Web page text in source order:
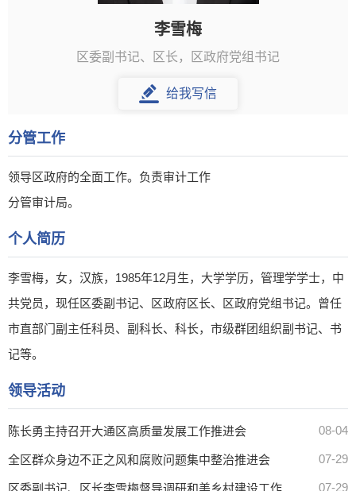
李雪梅
区委副书记、区长，区政府党组书记
给我写信
分管工作
领导区政府的全面工作。负责审计工作
分管审计局。
个人简历
李雪梅，女，汉族，1985年12月生，大学学历，管理学学士，中
共党员，现任区委副书记、区政府区长、区政府党组书记。曾任
市直部门副主任科员、副科长、科长，市级群团组织副书记、书
记等。
领导活动
08-04
陈长勇主持召开大通区高质量发展工作推进会
07-29
全区群众身边不正之风和腐败问题集中整治推进会
07-29